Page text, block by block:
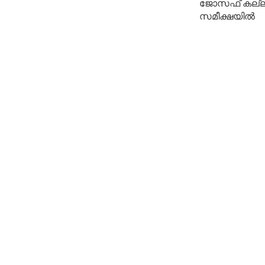
ജോസഫ്
സമീക്ഷയിൽ